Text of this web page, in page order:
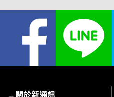
→關於新通訊